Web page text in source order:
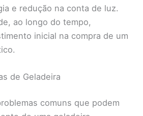
e redução na conta de luz.
ao longo do tempo,
inicial na compra de um
de Geladeira
comuns que podem